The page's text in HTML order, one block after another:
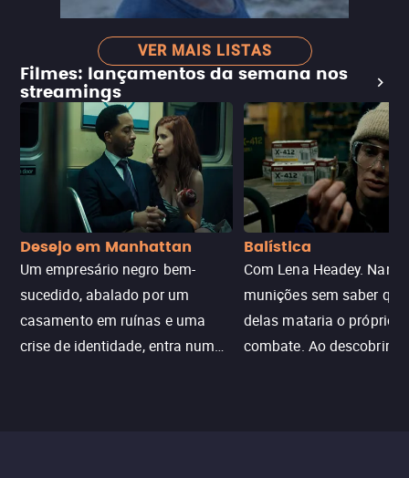
VER MAIS LISTAS
Filmes: lançamentos da semana nos
streamings
Desejo em Manhattan
Um empresário negro bem-
sucedido, abalado por um
casamento em ruínas e uma
crise de identidade, entra num
Balística
Com Lena Headey.
munições sem saber
delas mataria o próprio
combate. Ao descobrir a